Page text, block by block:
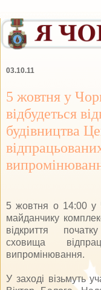
03.10.11
5 жовтня у
відбудеться
будівництва
5 жовтня о 14:00 у
майданчику
відкриття
сховища
випромінювання.
У заході візьмуть